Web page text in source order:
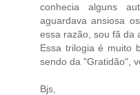
conhecia alguns
aguardava ansiosa
essa razão, sou fã da
Essa trilogia é muito
sendo da "Gratidão",
Bjs,